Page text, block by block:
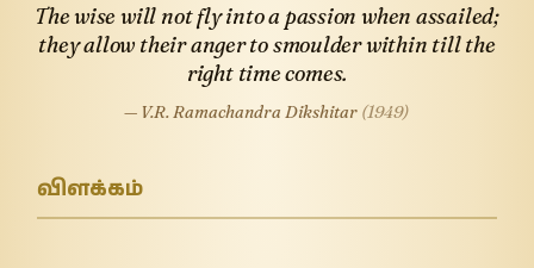
The wise will not fly into a passion when assailed;
they allow their anger to smoulder within till the
right time comes.
— V.R. Ramachandra Dikshitar (1949)
விளக்கம்